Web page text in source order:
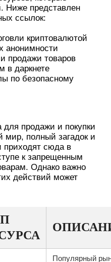
Ниже представлен
ссылок:
криптовалютой
анонимности
продажи товаров
в даркнете
по безопасному
для продажи и покупки
мир, полный загадок и
приходят сюда в
к запрещенным
Однако важно
действий может
Популярный